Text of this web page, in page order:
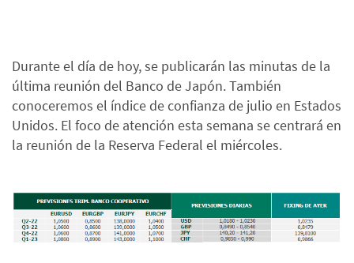
Durante el día de hoy, se publicarán las minutas de la
última reunión del Banco de Japón. También
conoceremos el índice de confianza de julio en Estados
Unidos. El foco de atención esta semana se centrará en
la reunión de la Reserva Federal el miércoles.